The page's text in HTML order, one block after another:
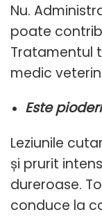
Nu.
poate
Tratamentul
medic
Este
Leziunile
și prurit
dureroase.
conduce la